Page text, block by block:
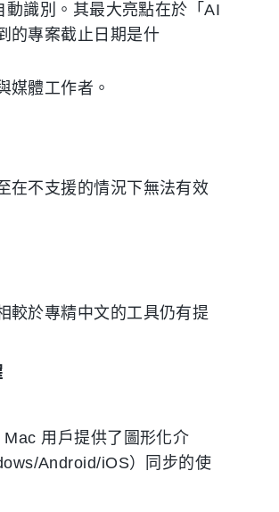
識別。其最大亮點在於「AI
的專案截止日期是什
媒體工作者。
在不支援的情況下無法有效
較於專精中文的工具仍有提
用戶提供了圖形化介
Android/iOS）同步的使